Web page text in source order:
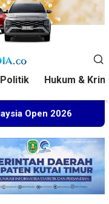
Politik Hukum &
Kuasa Hukum